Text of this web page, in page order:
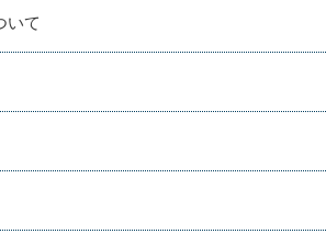
いて